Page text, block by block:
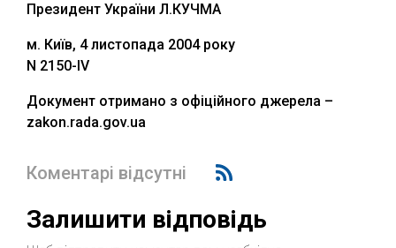
Президент України Л.КУЧМА
м. Київ, 4 листопада 2004 року
N 2150-IV
Документ отримано з офіційного джерела –
zakon.rada.gov.ua
Коментарі відсутні
Залишити відповідь